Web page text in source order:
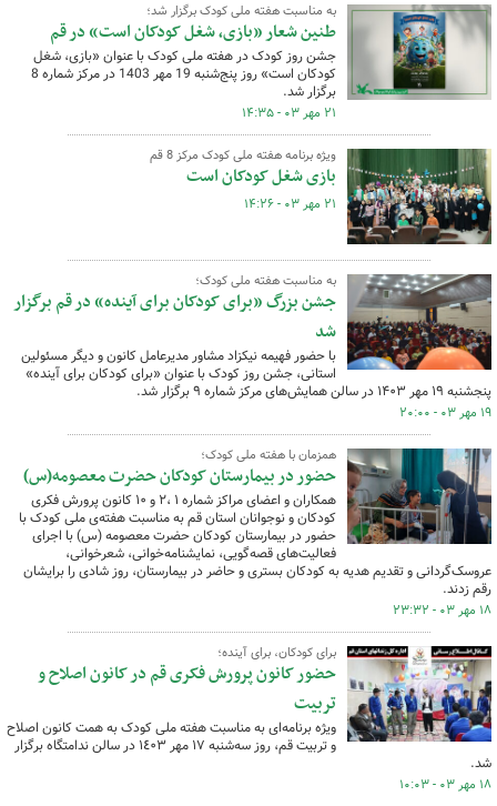
به مناسبت هفته ملی کودک برگزار شد؛
طنین شعار «بازی، شغل کودکان است» در قم
جشن روز کودک در هفته ملی کودک با عنوان «بازی، شغل
کودکان است» روز پنج‌شنبه 19 مهر 1403 در مرکز شماره 8
برگزار شد.
۲۱ مهر ۰۳ - ۱۴:۳۵
ویژه برنامه هفته ملی کودک مرکز 8 قم
بازی شغل کودکان است
۲۱ مهر ۰۳ - ۱۴:۲۶
به مناسبت هفته ملی کودک؛
جشن بزرگ «برای کودکان برای آینده» در قم برگزار
شد
با حضور فهیمه نیکزاد مشاور مدیرعامل کانون و دیگر مسئولین
استانی، جشن روز کودک با عنوان «برای کودکان برای آینده»
پنجشنبه ۱۹ مهر ۱۴۰۳ در سالن همایش‌های مرکز شماره ۹ برگزار شد.
۱۹ مهر ۰۳ - ۲۰:۰۰
همزمان با هفته ملی کودک؛
حضور در بیمارستان کودکان حضرت معصومه(س)
همکاران و اعضای مراکز شماره ۱ ،۲ و ۱۰ کانون پرورش فکری
کودکان و نوجوانان استان قم به مناسبت هفته‌ی ملی کودک با
حضور در بیمارستان کودکان حضرت معصومه (س) با اجرای
فعالیت‌های قصه‌گویی، نمایشنامه‌خوانی، شعرخوانی،
عروسک‌گردانی و تقدیم هدیه به کودکان بستری و حاضر در بیمارستان، روز شادی را برایشان
رقم زدند.
۱۸ مهر ۰۳ - ۲۳:۳۲
برای کودکان، برای آینده؛
حضور کانون پرورش فکری قم در کانون اصلاح و
تربیت
ویژه برنامه‌ای به مناسبت هفته ملی کودک به همت کانون اصلاح
و تربیت قم، روز سه‌شنبه ١٧ مهر ١٤٠٣ در سالن ندامتگاه برگزار
شد.
۱۸ مهر ۰۳ - ۱۰:۰۳